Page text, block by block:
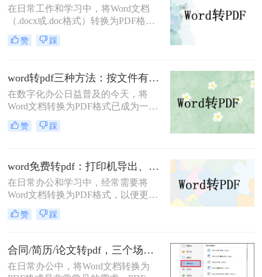
在日常工作和学习中，将Word文档
（.docx或.doc格式）转换为PDF格式
是一项常见的需求。PDF文件因其跨
平台兼容性、保持文档格式不变以及
本文将详细介绍两种将Word文档转换
成PDF格式的方法。
赞 踩
word转pdf三种方法：按文件有没有图片和公式分开选！
在数字化办公日益普及的今天，将
Word文档转换为PDF格式已成为一项
基本且重要的技能。PDF格式因其跨
平台兼容性、格式稳定性和安全性，
三种将Word转换为PDF的方法。
赞 踩
word免费转pdf：打印机导出、Word自带、在线工具三选一！
在日常办公和学习中，经常需要将
Word文档转换为PDF格式，以便更好
地分享、打印或存档。那么word怎么
转换成pdf免费呢？本文将介绍三种免
赞 踩
合同/简历/论文转pdf，三个场景各自用什么方法快！
在日常办公中，将Word文档转换为